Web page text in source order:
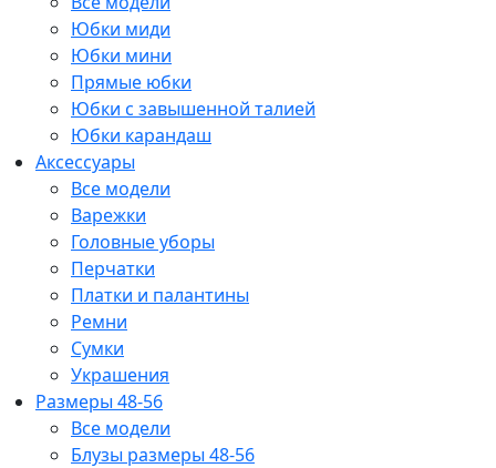
Юбки миди
Юбки мини
Прямые юбки
Юбки с завышенной талией
Юбки карандаш
Аксессуары
Все модели
Варежки
Головные уборы
Перчатки
Платки и палантины
Ремни
Сумки
Украшения
Размеры 48-56
Все модели
Блузы размеры 48-56